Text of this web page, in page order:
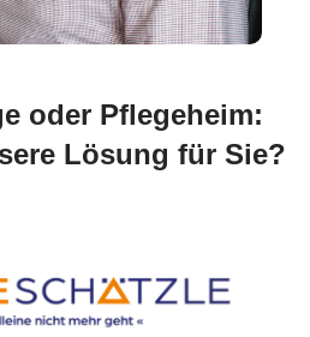
oder Pflegeheim:
Lösung für Sie?